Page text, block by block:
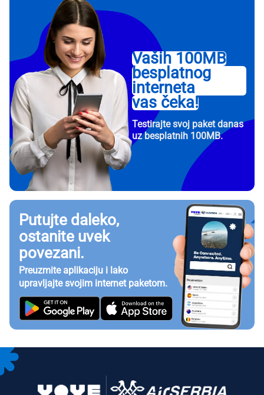
Vaših 100MB
besplatnog
interneta
vas čeka!
Testirajte svoj paket danas
uz besplatnih 100MB.
Putujte daleko,
ostanite uvek
povezani.
Preuzmite aplikaciju i lako
upravljajte svojim internet paketom.